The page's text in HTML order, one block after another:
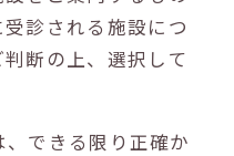
診される施設につ
断の上、選択して
、できる限り正確か